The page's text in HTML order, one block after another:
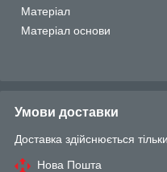
Матеріал
Матеріал основи
Умови доставки
Доставка здійснюється
Нова Пошта